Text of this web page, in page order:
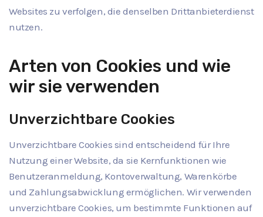
Websites zu verfolgen, die denselben Drittanbieterdienst
nutzen.
Arten von Cookies und wie
wir sie verwenden
Unverzichtbare Cookies
Unverzichtbare Cookies sind entscheidend für Ihre
Nutzung einer Website, da sie Kernfunktionen wie
Benutzeranmeldung, Kontoverwaltung, Warenkörbe
und Zahlungsabwicklung ermöglichen. Wir verwenden
unverzichtbare Cookies, um bestimmte Funktionen auf